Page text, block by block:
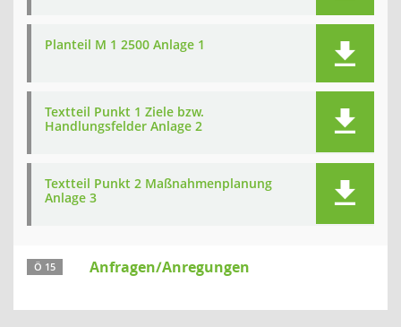
Planteil M 1 2500 Anlage 1
Textteil Punkt 1 Ziele bzw.
Handlungsfelder Anlage 2
Textteil Punkt 2 Maßnahmenplanung
Anlage 3
Ö 15 Anfragen/Anregungen